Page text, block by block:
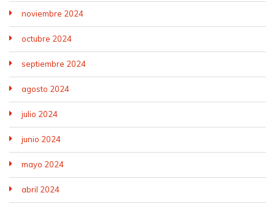
noviembre 2024
octubre 2024
septiembre 2024
agosto 2024
julio 2024
junio 2024
mayo 2024
abril 2024